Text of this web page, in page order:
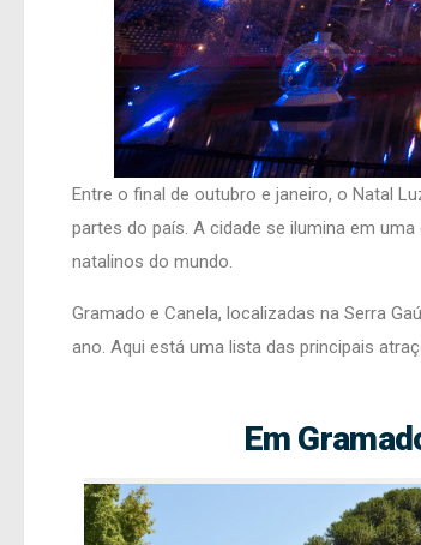
Entre o final de outubro e janeiro, o Natal
partes do país. A cidade se ilumina em
natalinos do mundo.
Gramado e Canela, localizadas na Serra
ano. Aqui está uma lista das principais
Em